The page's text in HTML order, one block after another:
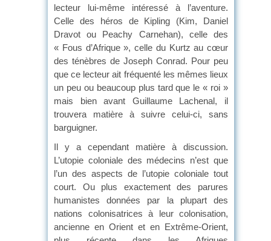
lecteur lui-même intéressé à l’aventure.
Celle des héros de Kipling (Kim, Daniel
Dravot ou Peachy Carnehan), celle des
« Fous d’Afrique », celle du Kurtz au cœur
des ténèbres de Joseph Conrad. Pour peu
que ce lecteur ait fréquenté les mêmes lieux
un peu ou beaucoup plus tard que le « roi »
mais bien avant Guillaume Lachenal, il
trouvera matière à suivre celui-ci, sans
barguigner.
Il y a cependant matière à discussion.
L’utopie coloniale des médecins n’est que
l’un des aspects de l’utopie coloniale tout
court. Ou plus exactement des parures
humanistes données par la plupart des
nations colonisatrices à leur colonisation,
ancienne en Orient et en Extrême-Orient,